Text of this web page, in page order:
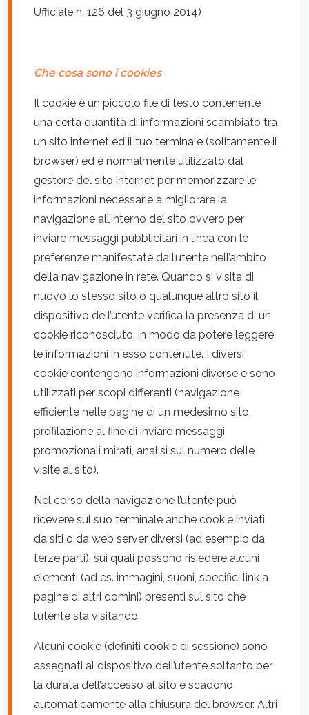
Ufficiale n. 126 del 3 giugno 2014)
Che cosa sono i cookies
Il cookie è un piccolo file di testo contenente
una certa quantità di informazioni scambiato tra
un sito internet ed il tuo terminale (solitamente il
browser) ed è normalmente utilizzato dal
gestore del sito internet per memorizzare le
informazioni necessarie a migliorare la
navigazione all’interno del sito ovvero per
inviare messaggi pubblicitari in linea con le
preferenze manifestate dall’utente nell’ambito
della navigazione in rete. Quando si visita di
nuovo lo stesso sito o qualunque altro sito il
dispositivo dell’utente verifica la presenza di un
cookie riconosciuto, in modo da potere leggere
le informazioni in esso contenute. I diversi
cookie contengono informazioni diverse e sono
utilizzati per scopi differenti (navigazione
efficiente nelle pagine di un medesimo sito,
profilazione al fine di inviare messaggi
promozionali mirati, analisi sul numero delle
visite al sito).
Nel corso della navigazione l’utente può
ricevere sul suo terminale anche cookie inviati
da siti o da web server diversi (ad esempio da
terze parti), sui quali possono risiedere alcuni
elementi (ad es. immagini, suoni, specifici link a
pagine di altri domini) presenti sul sito che
l’utente sta visitando.
Alcuni cookie (definiti cookie di sessione) sono
assegnati al dispositivo dell’utente soltanto per
la durata dell’accesso al sito e scadono
automaticamente alla chiusura del browser. Altri